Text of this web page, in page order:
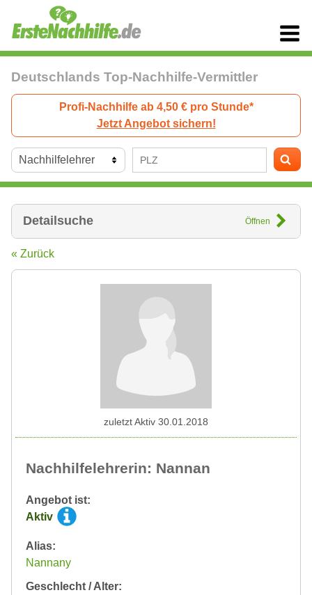
Deutschlands Top-Nachhilfe-Vermittler
Profi-Nachhilfe ab 4,50 € pro Stunde*
Jetzt Angebot sichern!
Detailsuche Öffnen
« Zurück
Nachhilfelehrerin: Nannan
Angebot ist:
Aktiv
Alias:
Nannany
Geschlecht / Alter:
zuletzt Aktiv 30.01.2018